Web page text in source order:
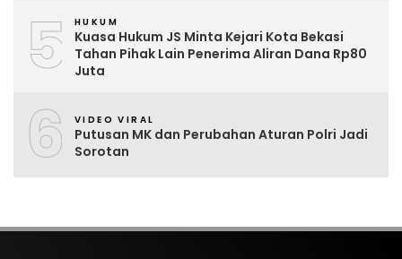
5 HUKUM
Kuasa Hukum JS Minta Kejari Kota Bekasi
Tahan Pihak Lain Penerima Aliran Dana Rp80
Juta
6 VIDEO VIRAL
Putusan MK dan Perubahan Aturan Polri Jadi
Sorotan